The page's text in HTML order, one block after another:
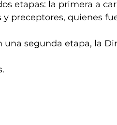
etapas: la primera a
preceptores, quienes
segunda etapa, la